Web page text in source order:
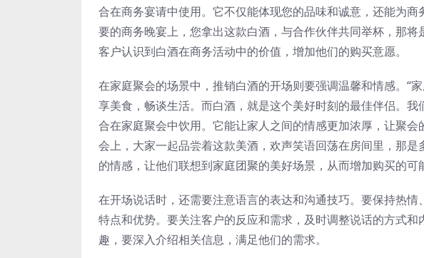
合在商务宴请中使用。它不仅能体现您的品味和诚意，还能为
要的商务晚宴上，您拿出这款白酒，与合作伙伴共同举杯，那
客户认识到白酒在商务活动中的价值，增加他们的购买意愿。
在家庭聚会的场景中，推销白酒的开场则要强调温馨和情感。“
享美食，畅谈生活。而白酒，就是这个美好时刻的最佳伴侣。
合在家庭聚会中饮用。它能让家人之间的情感更加浓厚，让聚
会上，大家一起品尝着这款美酒，欢声笑语回荡在房间里，那
的情感，让他们联想到家庭团聚的美好场景，从而增加购买的可
在开场说话时，还需要注意语言的表达和沟通技巧。要保持热
特点和优势。要关注客户的反应和需求，及时调整说话的方式
趣，要深入介绍相关信息，满足他们的需求。